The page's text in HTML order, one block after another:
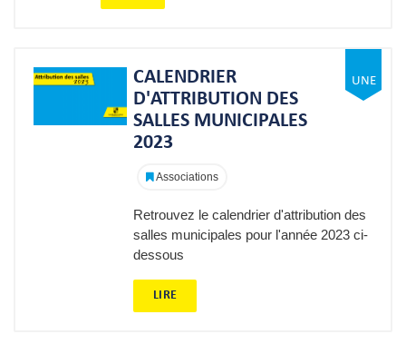
CALENDRIER
D'ATTRIBUTION DES
SALLES MUNICIPALES
2023
Associations
Retrouvez le calendrier d'attribution des
salles municipales pour l'année 2023 ci-
dessous
LIRE